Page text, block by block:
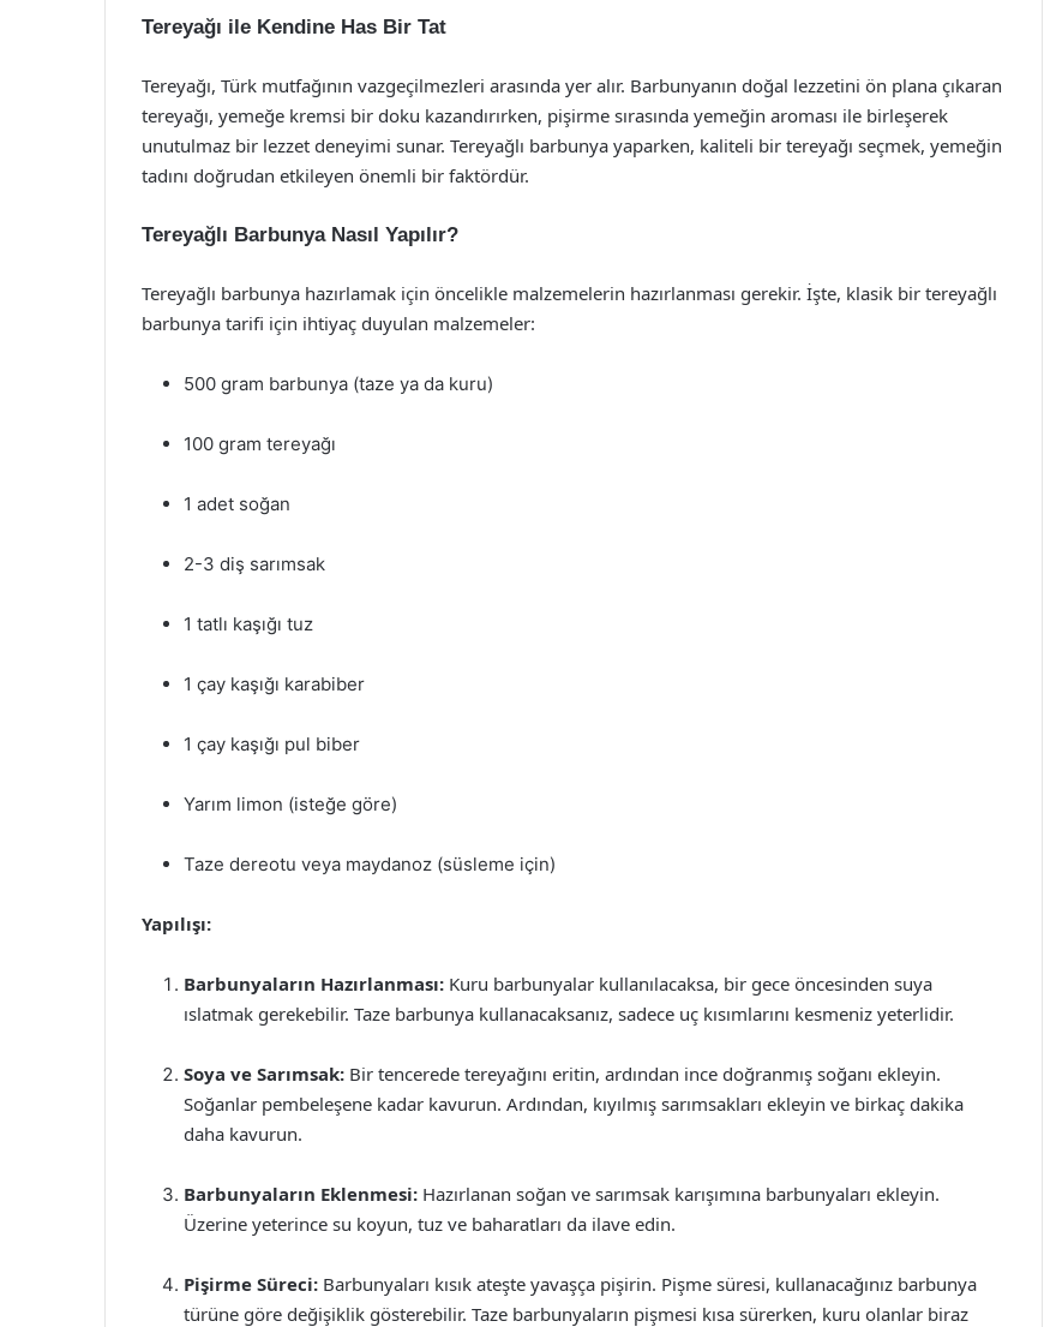
Tereyağı ile Kendine Has Bir Tat
Tereyağı, Türk mutfağının vazgeçilmezleri arasında yer alır. Barbunyanın doğal lezzetini ön plana çıkaran
tereyağı, yemeğe kremsi bir doku kazandırırken, pişirme sırasında yemeğin aroması ile birleşerek
unutulmaz bir lezzet deneyimi sunar. Tereyağlı barbunya yaparken, kaliteli bir tereyağı seçmek, yemeğin
tadını doğrudan etkileyen önemli bir faktördür.
Tereyağlı Barbunya Nasıl Yapılır?
Tereyağlı barbunya hazırlamak için öncelikle malzemelerin hazırlanması gerekir. İşte, klasik bir tereyağlı
barbunya tarifi için ihtiyaç duyulan malzemeler:
500 gram barbunya (taze ya da kuru)
100 gram tereyağı
1 adet soğan
2-3 diş sarımsak
1 tatlı kaşığı tuz
1 çay kaşığı karabiber
1 çay kaşığı pul biber
Yarım limon (isteğe göre)
Taze dereotu veya maydanoz (süsleme için)
Yapılışı:
Barbunyaların Hazırlanması: Kuru barbunyalar kullanılacaksa, bir gece öncesinden suya
ıslatmak gerekebilir. Taze barbunya kullanacaksanız, sadece uç kısımlarını kesmeniz yeterlidir.
Soya ve Sarımsak: Bir tencerede tereyağını eritin, ardından ince doğranmış soğanı ekleyin.
Soğanlar pembeleşene kadar kavurun. Ardından, kıyılmış sarımsakları ekleyin ve birkaç dakika
daha kavurun.
Barbunyaların Eklenmesi: Hazırlanan soğan ve sarımsak karışımına barbunyaları ekleyin.
Üzerine yeterince su koyun, tuz ve baharatları da ilave edin.
Pişirme Süreci: Barbunyaları kısık ateşte yavaşça pişirin. Pişme süresi, kullanacağınız barbunya
türüne göre değişiklik gösterebilir. Taze barbunyaların pişmesi kısa sürerken, kuru olanlar biraz